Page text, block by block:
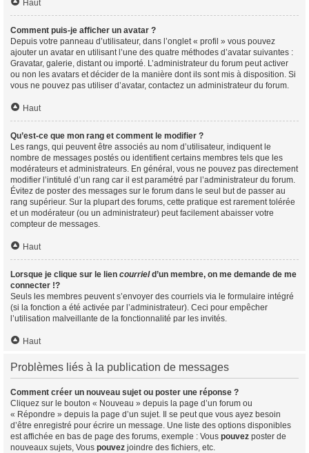
Haut
Comment puis-je afficher un avatar ?
Depuis votre panneau d’utilisateur, dans l’onglet « profil » vous pouvez
ajouter un avatar en utilisant l’une des quatre méthodes d’avatar suivantes :
Gravatar, galerie, distant ou importé. L’administrateur du forum peut activer
ou non les avatars et décider de la manière dont ils sont mis à disposition. Si
vous ne pouvez pas utiliser d’avatar, contactez un administrateur du forum.
Haut
Qu’est-ce que mon rang et comment le modifier ?
Les rangs, qui peuvent être associés au nom d’utilisateur, indiquent le
nombre de messages postés ou identifient certains membres tels que les
modérateurs et administrateurs. En général, vous ne pouvez pas directement
modifier l’intitulé d’un rang car il est paramétré par l’administrateur du forum.
Évitez de poster des messages sur le forum dans le seul but de passer au
rang supérieur. Sur la plupart des forums, cette pratique est rarement tolérée
et un modérateur (ou un administrateur) peut facilement abaisser votre
compteur de messages.
Haut
Lorsque je clique sur le lien courrield’un membre, on me demande de me
connecter !?
Seuls les membres peuvent s’envoyer des courriels via le formulaire intégré
(si la fonction a été activée par l’administrateur). Ceci pour empêcher
l’utilisation malveillante de la fonctionnalité par les invités.
Haut
Problèmes liés à la publication de messages
Comment créer un nouveau sujet ou poster une réponse ?
Cliquez sur le bouton « Nouveau » depuis la page d’un forum ou
« Répondre » depuis la page d’un sujet. Il se peut que vous ayez besoin
d’être enregistré pour écrire un message. Une liste des options disponibles
est affichée en bas de page des forums, exemple : Vous pouvez poster de
nouveaux sujets, Vous pouvez joindre des fichiers, etc.